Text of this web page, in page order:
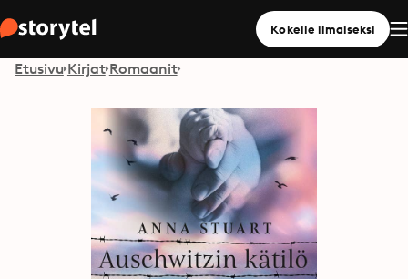
Kokeile ilmaiseksi
Etusivu Kirjat Romaanit